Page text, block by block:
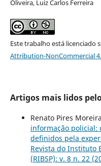
Oliveira, Luiz Carlos Ferreira
Este trabalho está licenciado
Attribution-NonCommercial
Artigos mais lidos
Renato Pires
informação policial:
definidos pela
Revista do Instituto
(RIBSP): v. 8 n. 22